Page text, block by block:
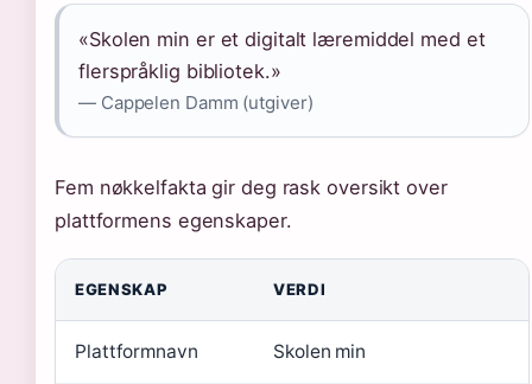
«Skolen min er et digitalt læremiddel med et
flerspråklig bibliotek.»
— Cappelen Damm (utgiver)
Fem nøkkelfakta gir deg rask oversikt over
plattformens egenskaper.
EGENSKAP VERDI
Plattformnavn Skolen min